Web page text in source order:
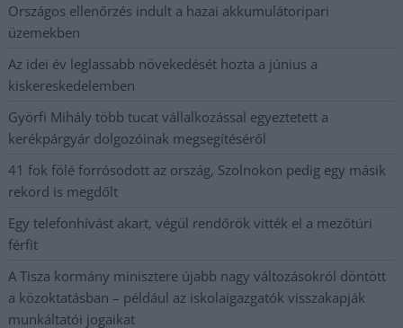
Országos ellenőrzés indult a hazai akkumulátoripari
üzemekben
Az idei év leglassabb növekedését hozta a június a
kiskereskedelemben
Györfi Mihály több tucat vállalkozással egyeztetett a
kerékpárgyár dolgozóinak megsegítéséről
41 fok fölé forrósodott az ország, Szolnokon pedig egy másik
rekord is megdőlt
Egy telefonhívást akart, végül rendőrök vitték el a mezőtúri
férfit
A Tisza kormány minisztere újabb nagy változásokról döntött
a közoktatásban – például az iskolaigazgatók visszakapják
munkáltatói jogaikat